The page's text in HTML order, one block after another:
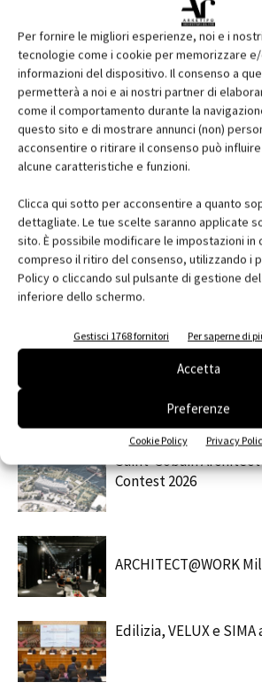
Per fornire le migliori esperienze, noi e i
tecnologie come i cookie per memorizzare
informazioni del dispositivo. Il consenso a
permetterà a noi e ai nostri partner di
come il comportamento durante la
questo sito e di mostrare annunci (non)
acconsentire o ritirare il consenso può
alcune caratteristiche e funzioni.
Clicca qui sotto per acconsentire a quanto
dettagliate. Le tue scelte saranno applicate
sito. È possibile modificare le impostazioni in
compreso il ritiro del consenso, utilizzando i
Policy o cliccando sul pulsante di gestione
inferiore dello schermo.
Gestisci 1768 fornitori Per saperne di
Accetta
Preferenze
Cookie Policy Privacy
TAGS Evento
Facebook Twitter
RELATED ARTICLES MORE FROM
Saint-Gobain
Contest 2026
ARCHITECT@WORK
Edilizia, VELUX e